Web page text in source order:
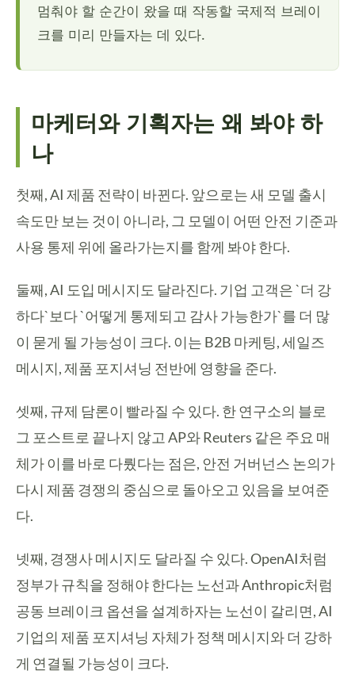
멈춰야 할 순간이 왔을 때 작동할 국제적 브레이
크를 미리 만들자는 데 있다.
마케터와 기획자는 왜 봐야 하
나
첫째, AI 제품 전략이 바뀐다. 앞으로는 새 모델 출시
속도만 보는 것이 아니라, 그 모델이 어떤 안전 기준과
사용 통제 위에 올라가는지를 함께 봐야 한다.
둘째, AI 도입 메시지도 달라진다. 기업 고객은 `더 강
하다`보다 `어떻게 통제되고 감사 가능한가`를 더 많
이 묻게 될 가능성이 크다. 이는 B2B 마케팅, 세일즈
메시지, 제품 포지셔닝 전반에 영향을 준다.
셋째, 규제 담론이 빨라질 수 있다. 한 연구소의 블로
그 포스트로 끝나지 않고 AP와 Reuters 같은 주요 매
체가 이를 바로 다뤘다는 점은, 안전 거버넌스 논의가
다시 제품 경쟁의 중심으로 돌아오고 있음을 보여준
다.
넷째, 경쟁사 메시지도 달라질 수 있다. OpenAI처럼
정부가 규칙을 정해야 한다는 노선과 Anthropic처럼
공동 브레이크 옵션을 설계하자는 노선이 갈리면, AI
기업의 제품 포지셔닝 자체가 정책 메시지와 더 강하
게 연결될 가능성이 크다.